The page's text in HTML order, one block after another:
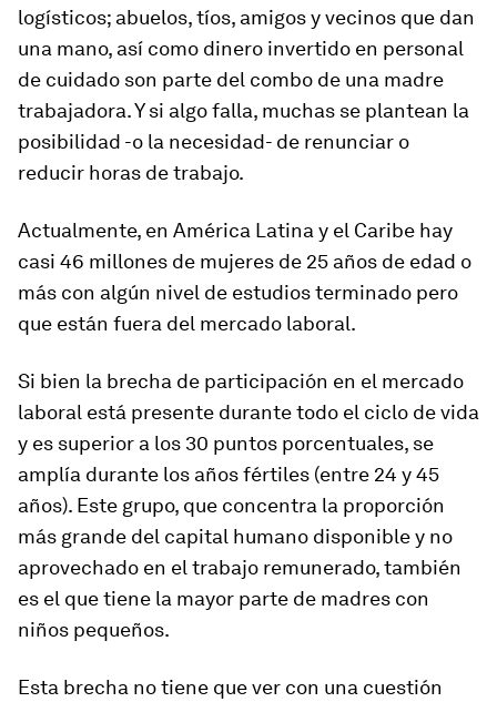
logísticos; abuelos, tíos, amigos y vecinos que dan
una mano, así como dinero invertido en personal
de cuidado son parte del combo de una madre
trabajadora. Y si algo falla, muchas se plantean la
posibilidad -o la necesidad- de renunciar o
reducir horas de trabajo.
Actualmente, en América Latina y el Caribe hay
casi 46 millones de mujeres de 25 años de edad o
más con algún nivel de estudios terminado pero
que están fuera del mercado laboral.
Si bien la brecha de participación en el mercado
laboral está presente durante todo el ciclo de vida
y es superior a los 30 puntos porcentuales, se
amplía durante los años fértiles (entre 24 y 45
años). Este grupo, que concentra la proporción
más grande del capital humano disponible y no
aprovechado en el trabajo remunerado, también
es el que tiene la mayor parte de madres con
niños pequeños.
Esta brecha no tiene que ver con una cuestión